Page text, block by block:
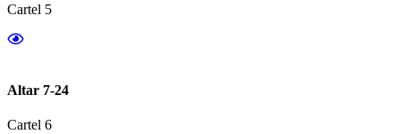
Cartel 5
Altar 7-24
Cartel 6